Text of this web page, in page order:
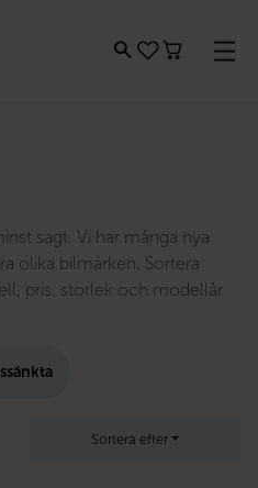
sagt. Vi har många nya
olika bilmärken. Sortera
pris, storlek och modellår
Sortera efter